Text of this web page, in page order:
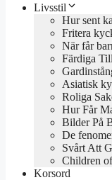
Livsstil
Hur sent
Fritera
När får
Färdiga
Asiatisk
Roliga
Hur Får
Bilder På
De
Svårt Att
Children
Korsord